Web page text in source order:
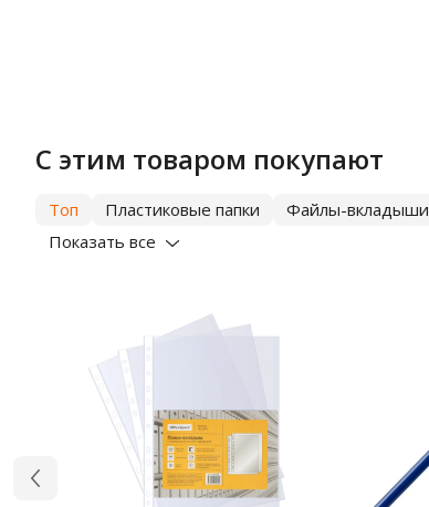
С этим товаром покупают
Топ Пластиковые папки Файлы-вкладыши
Показать все